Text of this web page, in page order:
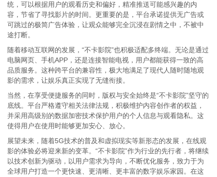
统，可以根据用户的观看历史和偏好，精准推送可能感兴趣的内
容，节省了寻找影片的时间。更重要的是，平台承诺提供无广告或
可跳过的极简广告体验，让观众能够完全沉浸在剧情之中，不被中
途打断。
随着移动互联网的发展，“不卡影院”也积极适配多终端。无论是通过
电脑网页、手机APP，还是连接智能电视，用户都能获得一致的高
品质服务。这种跨平台的兼容性，极大地满足了现代人随时随地观
影的需求，让娱乐真正实现了无缝衔接。
当然，在享受便捷服务的同时，版权与安全始终是“不卡影院”坚守的
底线。平台严格遵守相关法律法规，积极维护内容创作者的权益，
并采用高级别的数据加密技术保护用户的个人信息与观看隐私。这
使得用户在使用时能够更加安心、放心。
展望未来，随着5G技术的普及和虚拟现实等新形态的发展，在线观
影的体验必将迎来新的变革。“不卡影院”作为行业的先行者，将继续
以技术创新为驱动，以用户需求为导向，不断优化服务，致力于为
全球用户打造一个更快速、更清晰、更丰富的数字娱乐家园。在这